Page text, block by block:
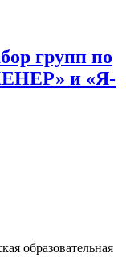
групп по
и «Я-
образовательная